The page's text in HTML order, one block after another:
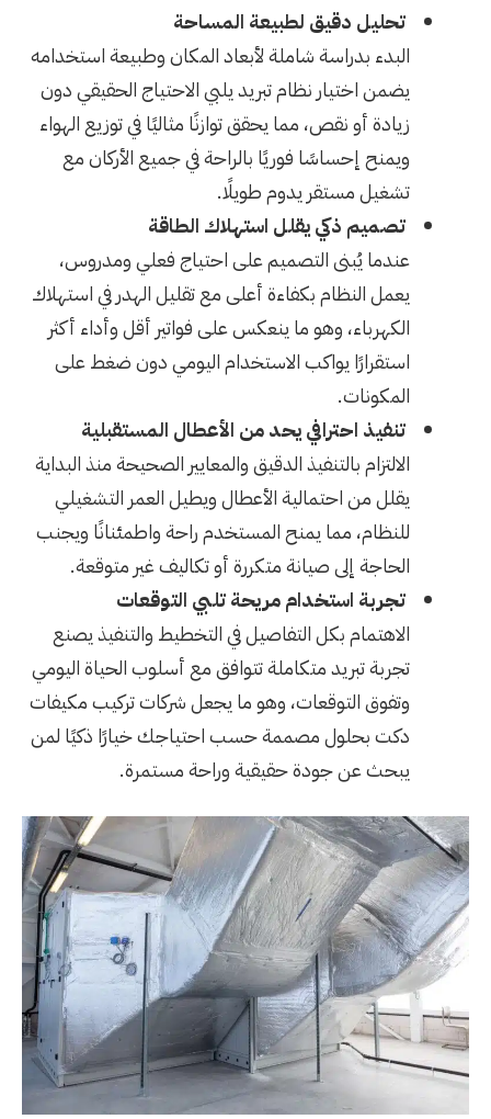
تحليل دقيق لطبيعة المساحة
البدء بدراسة شاملة لأبعاد المكان وطبيعة استخدامه
يضمن اختيار نظام تبريد يلبي الاحتياج الحقيقي دون
زيادة أو نقص، مما يحقق توازنًا مثاليًا في توزيع الهواء
ويمنح إحساسًا فوريًا بالراحة في جميع الأركان مع
تشغيل مستقر يدوم طويلًا.
تصميم ذكي يقلل استهلاك الطاقة
عندما يُبنى التصميم على احتياج فعلي ومدروس،
يعمل النظام بكفاءة أعلى مع تقليل الهدر في استهلاك
الكهرباء، وهو ما ينعكس على فواتير أقل وأداء أكثر
استقرارًا يواكب الاستخدام اليومي دون ضغط على
المكونات.
تنفيذ احترافي يحد من الأعطال المستقبلية
الالتزام بالتنفيذ الدقيق والمعايير الصحيحة منذ البداية
يقلل من احتمالية الأعطال ويطيل العمر التشغيلي
للنظام، مما يمنح المستخدم راحة واطمئنانًا ويجنب
الحاجة إلى صيانة متكررة أو تكاليف غير متوقعة.
تجربة استخدام مريحة تلبي التوقعات
الاهتمام بكل التفاصيل في التخطيط والتنفيذ يصنع
تجربة تبريد متكاملة تتوافق مع أسلوب الحياة اليومي
وتفوق التوقعات، وهو ما يجعل شركات تركيب مكيفات
دكت بحلول مصممة حسب احتياجك خيارًا ذكيًا لمن
يبحث عن جودة حقيقية وراحة مستمرة.